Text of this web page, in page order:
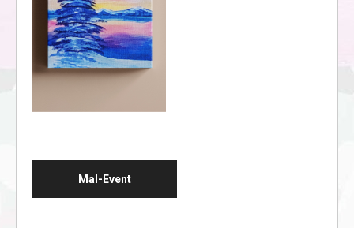
Mal-Event